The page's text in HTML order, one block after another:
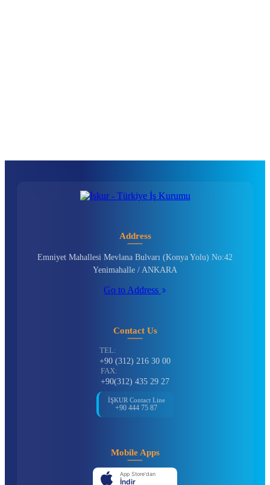
Address
Emniyet Mahallesi Mevlana Bulvarı (Konya Yolu) No:42
Yenimahalle / ANKARA
Go to Address
Contact Us
TEL:
+90 (312) 216 30 00
FAX:
+90(312) 435 29 27
İŞKUR Contact Line
+90 444 75 87
Mobile Apps
App Store'dan
İndir